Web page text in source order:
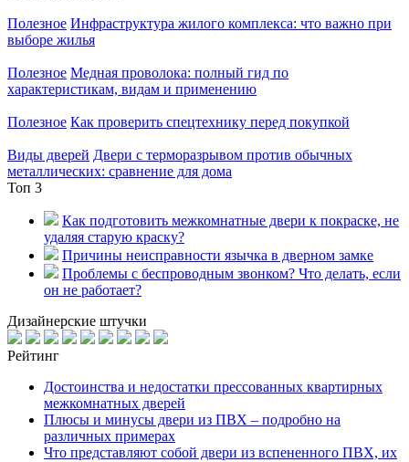
Полезное Инфраструктура жилого комплекса: что важно при
выборе жилья
Полезное Медная проволока: полный гид по
характеристикам, видам и применению
Полезное Как проверить спецтехнику перед покупкой
Виды дверей Двери с терморазрывом против обычных
металлических: сравнение для дома
Топ 3
Как подготовить межкомнатные двери к покраске, не
удаляя старую краску?
Причины неисправности язычка в дверном замке
Проблемы с беспроводным звонком? Что делать, если
он не работает?
Дизайнерские штучки
Рейтинг
Достоинства и недостатки прессованных квартирных
межкомнатных дверей
Плюсы и минусы двери из ПВХ – подробно на
различных примерах
Что представляют собой двери из вспененного ПВХ, их